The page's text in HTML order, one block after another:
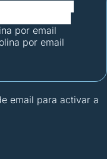
por email
por email
email para activar a